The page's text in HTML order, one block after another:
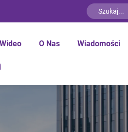
Wideo O Nas Wiadomości